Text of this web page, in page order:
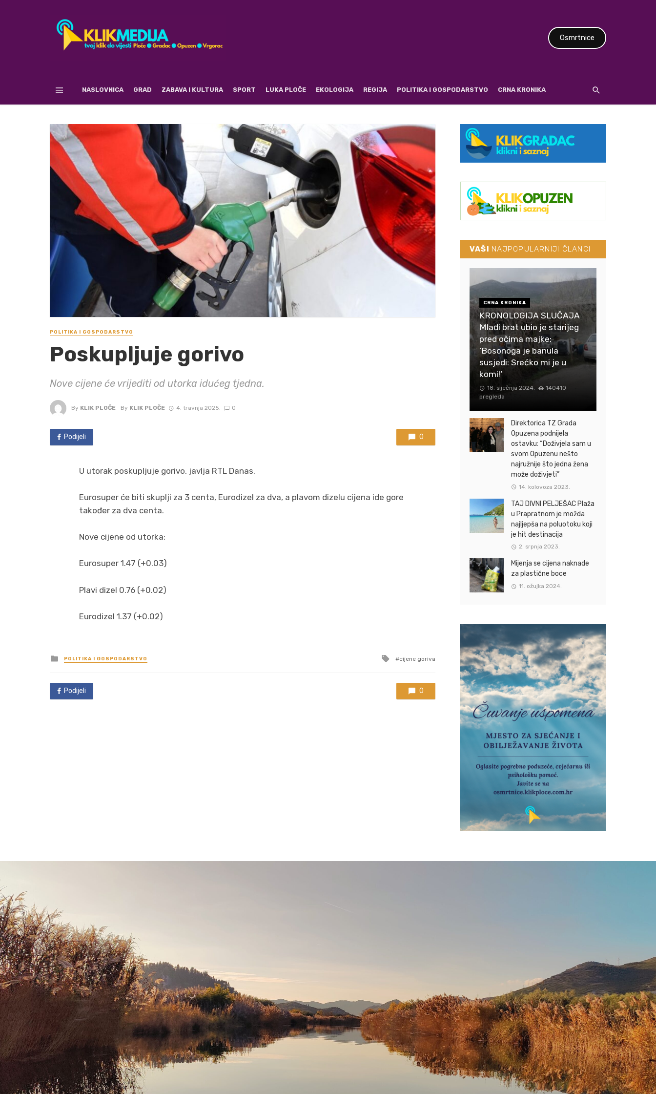
Osmrtnice
NASLOVNICA GRAD ZABAVA I KULTURA SPORT LUKA PLOČE EKOLOGIJA REGIJA POLITIKA I GOSPODARSTVO CRNA KRONIKA
POLITIKA I GOSPODARSTVO
Poskupljuje gorivo
Nove cijene će vrijediti od utorka idućeg tjedna.
By KLIK PLOČE By KLIK PLOČE 4. travnja 2025. 0
Podijeli 0
U utorak poskupljuje gorivo, javlja RTL Danas.
Eurosuper će biti skuplji za 3 centa, Eurodizel za dva, a plavom dizelu cijena ide gore
također za dva centa.
Nove cijene od utorka:
Eurosuper 1.47 (+0.03)
Plavi dizel 0.76 (+0.02)
Eurodizel 1.37 (+0.02)
Posted
in
POLITIKA I GOSPODARSTVO
Tagged
cijene goriva
Podijeli 0
VAŠI NAJPOPULARNIJI ČLANCI
CRNA KRONIKA
KRONOLOGIJA SLUČAJA
Mlađi brat ubio je starijeg
pred očima majke:
‘Bosonoga je banula
susjedi: Srećko mi je u
komi!‘
18. siječnja 2024.
140410
pregleda
Direktorica TZ Grada
Opuzena podnijela
ostavku: “Doživjela sam u
svom Opuzenu nešto
najružnije što jedna žena
može doživjeti”
14. kolovoza 2023.
TAJ DIVNI PELJEŠAC Plaža
u Prapratnom je možda
najljepša na poluotoku koji
je hit destinacija
2. srpnja 2023.
Mijenja se cijena naknade
za plastične boce
11. ožujka 2024.